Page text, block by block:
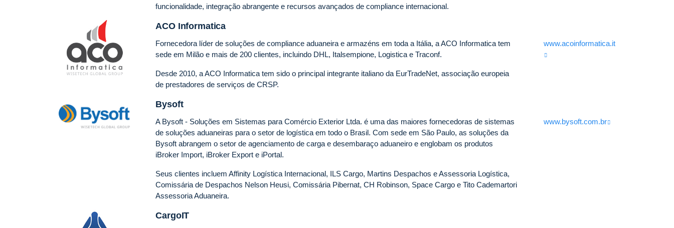
funcionalidade, integração abrangente e recursos avançados de compliance internacional.
ACO Informatica
Fornecedora líder de soluções de compliance aduaneira e armazéns em toda a Itália, a ACO Informatica tem
sede em Milão e mais de 200 clientes, incluindo DHL, Italsempione, Logistica e Traconf.
Desde 2010, a ACO Informatica tem sido o principal integrante italiano da EurTradeNet, associação europeia
de prestadores de serviços de CRSP.
www.acoinformatica.it
Bysoft
A Bysoft - Soluções em Sistemas para Comércio Exterior Ltda. é uma das maiores fornecedoras de sistemas
de soluções aduaneiras para o setor de logística em todo o Brasil. Com sede em São Paulo, as soluções da
Bysoft abrangem o setor de agenciamento de carga e desembaraço aduaneiro e englobam os produtos
iBroker Import, iBroker Export e iPortal.
Seus clientes incluem Affinity Logística Internacional, ILS Cargo, Martins Despachos e Assessoria Logística,
Comissária de Despachos Nelson Heusi, Comissária Pibernat, CH Robinson, Space Cargo e Tito Cademartori
Assessoria Aduaneira.
www.bysoft.com.br
CargoIT